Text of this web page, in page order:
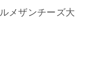
メザンチーズ大